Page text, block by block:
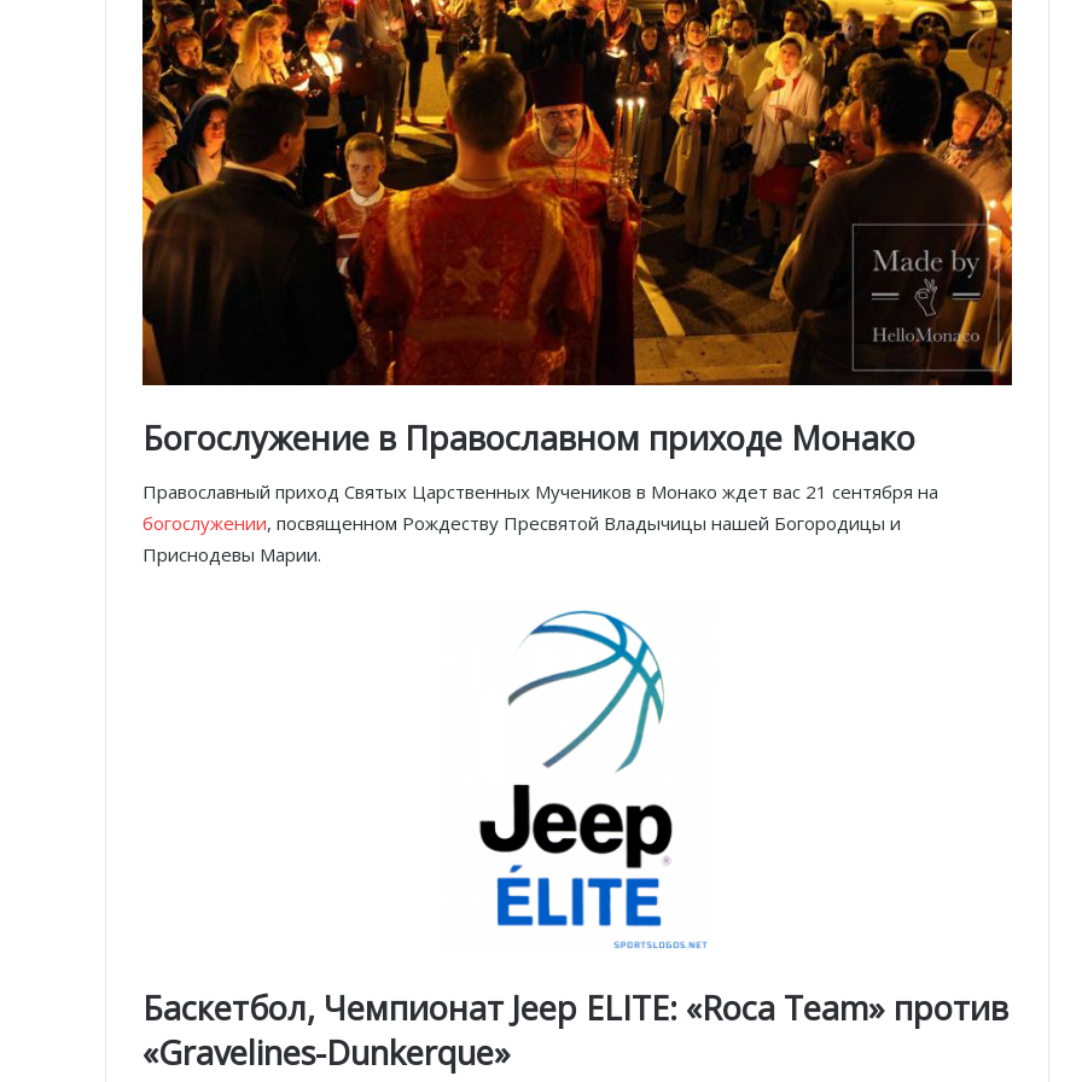
Богослужение в Православном приходе Монако
Православный приход Святых Царственных Мучеников в Монако ждет вас 21 сентября на
богослужении, посвященном Рождеству Пресвятой Владычицы нашей Богородицы и
Приснодевы Марии.
Баскетбол, Чемпионат Jeep ELITE: «Roca Team» против
«Gravelines-Dunkerque»